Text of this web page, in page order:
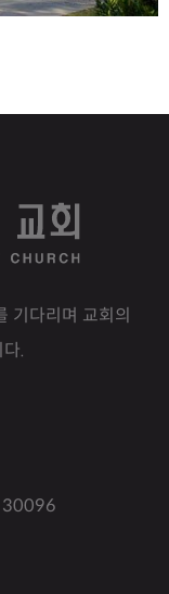
기다리며 교회의
.
30096